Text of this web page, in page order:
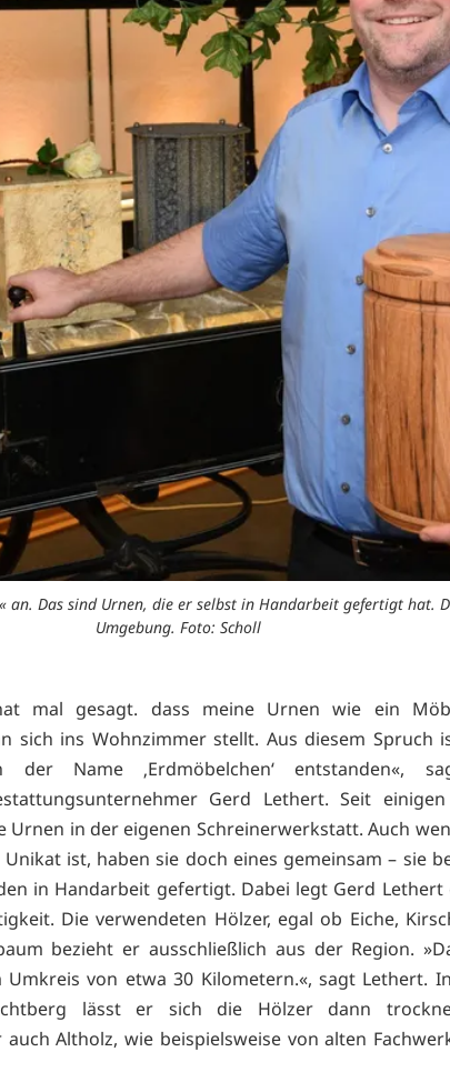
an. Das sind Urnen, die er selbst in Handarbeit gefertigt hat.
Umgebung. Foto: Scholl
mal gesagt. dass meine Urnen wie ein
sich ins Wohnzimmer stellt. Aus diesem Spruch
der Name ‚Erdmöbelchen‘ entstanden«,
Gerd Lethert. Seit einigen
Urnen in der eigenen Schreinerwerkstatt. Auch
ist, haben sie doch eines gemeinsam – sie
in Handarbeit gefertigt. Dabei legt Gerd Lethert
Die verwendeten Hölzer, egal ob Eiche,
bezieht er ausschließlich aus der Region.
von etwa 30 Kilometern.«, sagt Lethert.
lässt er sich die Hölzer dann
auch Altholz, wie beispielsweise von alten